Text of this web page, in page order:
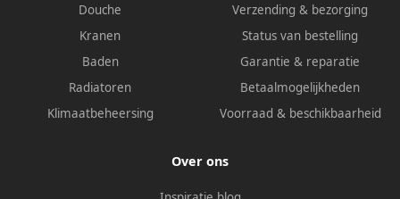
Douche
Kranen
Baden
Radiatoren
Klimaatbeheersing
Verzending & bezorging
Status van bestelling
Garantie & reparatie
Betaalmogelijkheden
Voorraad & beschikbaarheid
Over ons